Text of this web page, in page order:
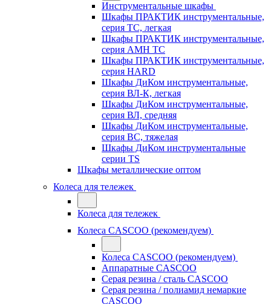
Инструментальные шкафы
Шкафы ПРАКТИК инструментальные,
серия ТC, легкая
Шкафы ПРАКТИК инструментальные,
серия AMH TC
Шкафы ПРАКТИК инструментальные,
серия HARD
Шкафы ДиКом инструментальные,
cерия ВЛ-К, легкая
Шкафы ДиКом инструментальные,
серия ВЛ, средняя
Шкафы ДиКом инструментальные,
серия ВС, тяжелая
Шкафы ДиКом инструментальные
серии TS
Шкафы металлические оптом
Колеса для тележек
Колеса для тележек
Колеса CASCOO (рекомендуем)
Колеса CASCOO (рекомендуем)
Аппаратные CASCOO
Серая резина / сталь CASCOO
Серая резина / полиамид немаркие
CASCOO